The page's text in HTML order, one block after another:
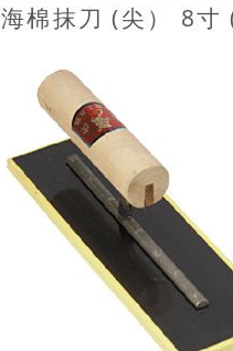
海棉抹刀 (尖） 8寸